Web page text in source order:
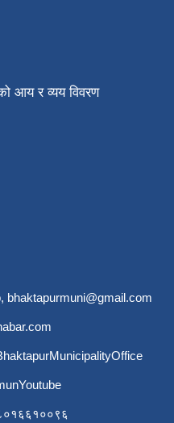
आय र व्यय विवरण
, bhaktapurmuni@gmail.com